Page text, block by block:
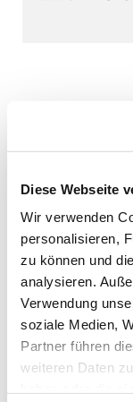
Diese Webseite
Wir verwenden
personalisieren,
zu können und
analysieren.
Verwendung
soziale Medien,
Partner führen
weiteren Daten